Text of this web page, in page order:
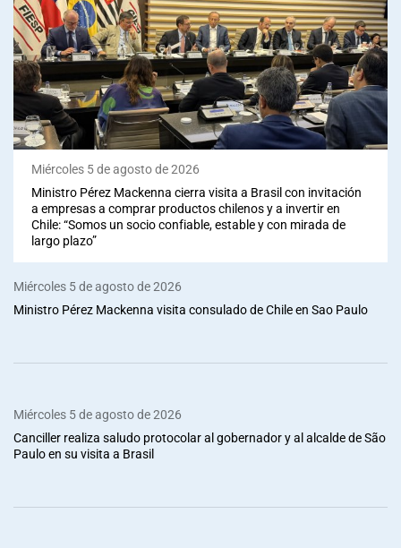
Miércoles 5 de agosto de 2026
Ministro Pérez Mackenna cierra visita a Brasil con invitación
a empresas a comprar productos chilenos y a invertir en
Chile: “Somos un socio confiable, estable y con mirada de
largo plazo”
Miércoles 5 de agosto de 2026
Ministro Pérez Mackenna visita consulado de Chile en Sao Paulo
Miércoles 5 de agosto de 2026
Canciller realiza saludo protocolar al gobernador y al alcalde de São
Paulo en su visita a Brasil